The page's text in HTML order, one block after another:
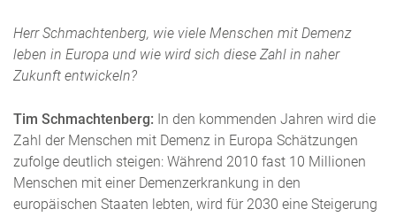
Herr Schmachtenberg, wie viele Menschen mit Demenz
leben in Europa und wie wird sich diese Zahl in naher
Zukunft entwickeln?
Tim Schmachtenberg: In den kommenden Jahren wird die
Zahl der Menschen mit Demenz in Europa Schätzungen
zufolge deutlich steigen: Während 2010 fast 10 Millionen
Menschen mit einer Demenzerkrankung in den
europäischen Staaten lebten, wird für 2030 eine Steigerung